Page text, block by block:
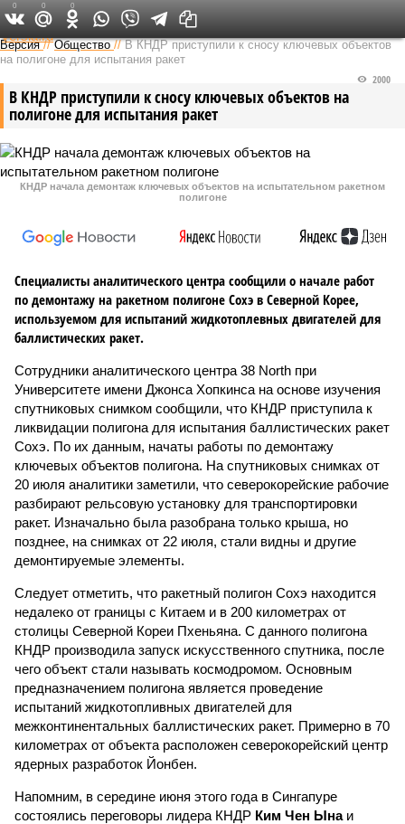
Федеральный выпуск
Версия //Общество //В КНДР приступили к сносу ключевых объектов
на полигоне для испытания ракет
В КНДР приступили к сносу ключевых объектов на
полигоне для испытания ракет
2000
КНДР начала демонтаж ключевых объектов на испытательном ракетном
полигоне
Специалисты аналитического центра сообщили о начале работ
по демонтажу на ракетном полигоне Сохэ в Северной Корее,
используемом для испытаний жидкотоплевных двигателей для
баллистических ракет.
Сотрудники аналитического центра 38 North при
Университете имени Джонса Хопкинса на основе изучения
спутниковых снимком сообщили, что КНДР приступила к
ликвидации полигона для испытания баллистических ракет
Сохэ. По их данным, начаты работы по демонтажу
ключевых объектов полигона. На спутниковых снимках от
20 июля аналитики заметили, что северокорейские рабочие
разбирают рельсовую установку для транспортировки
ракет. Изначально была разобрана только крыша, но
позднее, на снимках от 22 июля, стали видны и другие
демонтируемые элементы.
Следует отметить, что ракетный полигон Сохэ находится
недалеко от границы с Китаем и в 200 километрах от
столицы Северной Кореи Пхеньяна. С данного полигона
КНДР производила запуск искусственного спутника, после
чего объект стали называть космодромом. Основным
предназначением полигона является проведение
испытаний жидкотопливных двигателей для
межконтинентальных баллистических ракет. Примерно в 70
километрах от объекта расположен северокорейский центр
ядерных разработок Йонбен.
Напомним, в середине июня этого года в Сингапуре
состоялись переговоры лидера КНДР Ким Чен Ынаи
0 0 0